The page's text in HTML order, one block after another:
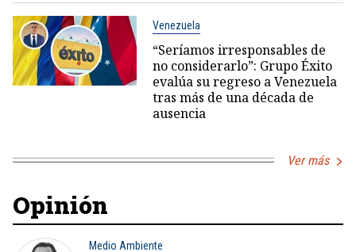
Venezuela
“Seríamos irresponsables de
no considerarlo”: Grupo Éxito
evalúa su regreso a Venezuela
tras más de una década de
ausencia
Ver más
Opinión
Medio Ambiente